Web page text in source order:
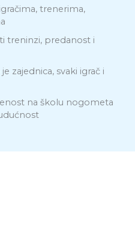
trenerima,
treninzi, predanost i
zajednica, svaki igrač i
na školu nogometa